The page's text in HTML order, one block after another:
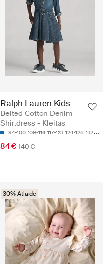
Ralph Lauren Kids
Belted Cotton Denim
Shirtdress - Kleitas
94-100 109-116 117-123 124-128 132-135
84 € 140 €
30% Atlaide